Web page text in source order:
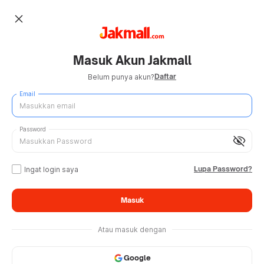
close
Masuk Akun Jakmall
Belum punya akun?Daftar
Email
visibility_off
Password
Ingat login saya Lupa Password?
Masuk
Atau masuk dengan
Google